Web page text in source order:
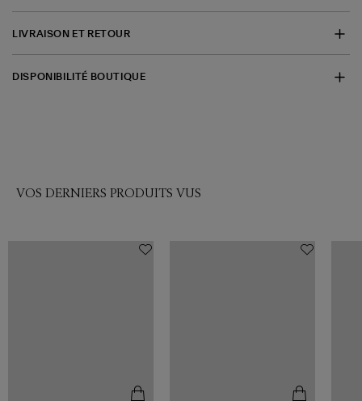
LIVRAISON ET RETOUR
DISPONIBILITÉ BOUTIQUE
VOS DERNIERS PRODUITS VUS